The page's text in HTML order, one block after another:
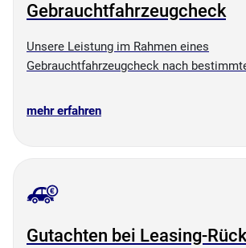
Gebrauchtfahrzeugcheck
Unsere Leistung im Rahmen eines
Gebrauchtfahrzeugcheck nach
mehr erfahren
Gutachten bei Leasing-